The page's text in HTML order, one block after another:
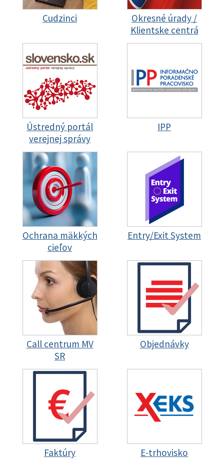
Cudzinci
Okresné úrady /
Klientske centrá
Ústredný portál
verejnej správy
IPP
Ochrana mäkkých
cieľov
Entry/Exit System
Call centrum MV
SR
Objednávky
Faktúry E-trhovisko